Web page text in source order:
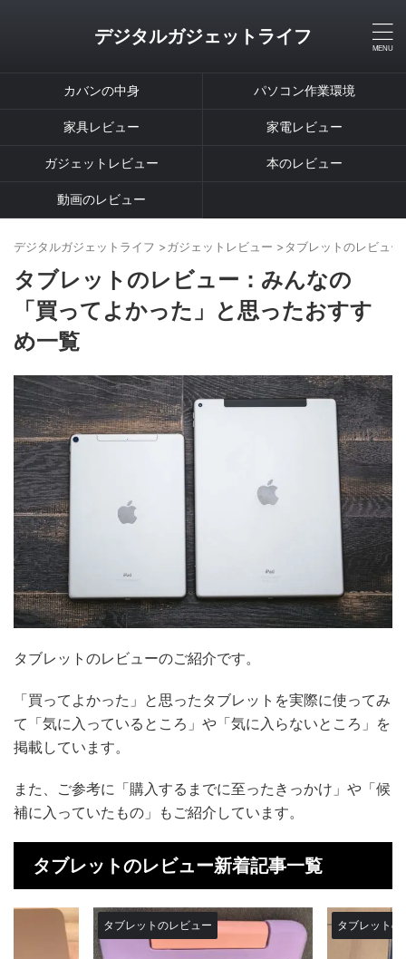
デジタルガジェットライフ
カバンの中身 パソコン作業環境
家具レビュー 家電レビュー
ガジェットレビュー 本のレビュー
動画のレビュー
デジタルガジェットライフ >ガジェットレビュー >タブレットのレビュー
タブレットのレビュー：みんなの
「買ってよかった」と思ったおすす
め一覧
タブレットのレビューのご紹介です。
「買ってよかった」と思ったタブレットを実際に使ってみ
て「気に入っているところ」や「気に入らないところ」を
掲載しています。
また、ご参考に「購入するまでに至ったきっかけ」や「候
補に入っていたもの」もご紹介しています。
タブレットのレビュー新着記事一覧
タブレットのレビュー タブレット